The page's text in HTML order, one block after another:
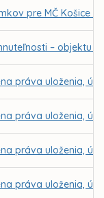
pre MČ Košice
– objektu
práva uloženia,
práva uloženia,
práva uloženia,
práva uloženia,